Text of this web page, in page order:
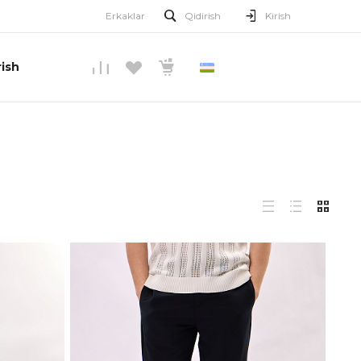
Erkaklar Qidirish Kirish